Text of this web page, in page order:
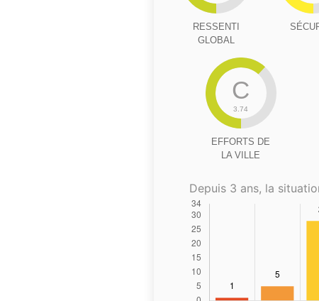
RESSENTI
GLOBAL
C
3.74
EFFORTS DE
LA VILLE
Depuis 3 ans, la